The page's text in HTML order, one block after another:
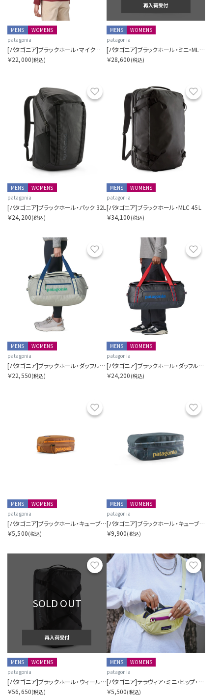
MENS
WOMENS
patagonia
[パタゴニア]ブラックホール・マイクロ・MLC 22L
￥22,000(税込)
再入荷受付
MENS
WOMENS
patagonia
[パタゴニア]ブラックホール・ミニ・MLC 30L
￥28,600 (税込)
お気に入り
MENS
WOMENS
patagonia
[パタゴニア]ブラックホール・パック 32L
￥24,200(税込)
MENS
WOMENS
patagonia
[パタゴニア]ブラックホール・MLC 45L
￥34,100 (税込)
お気に入り
MENS
WOMENS
patagonia
[パタゴニア]ブラックホール・ダッフル 40L
￥22,550(税込)
MENS
WOMENS
patagonia
[パタゴニア]ブラックホール・ダッフル 55L
￥24,200 (税込)
お気に入り
MENS
WOMENS
patagonia
[パタゴニア]ブラックホール・キューブ 3L
￥5,500(税込)
MENS
WOMENS
patagonia
[パタゴニア]ブラックホール・キューブ 14L
￥9,900(税込)
お気に入り
SOLD OUT
再入荷受付
MENS
WOMENS
patagonia
[パタゴニア]ブラックホール・ウィールド・ダッフル 70L
￥56,650(税込)
MENS
WOMENS
patagonia
[パタゴニア]テラヴィア・ミニ・ヒップ・パック 1L
￥5,500(税込)